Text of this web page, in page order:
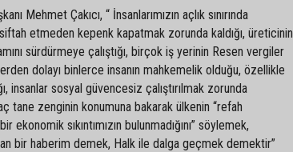
Mehmet Çakıcı, “ İnsanlarımızın açlık sınırında
etmeden kepenk kapatmak zorunda kaldığı, üreticinin
sürdürmeye çalıştığı, birçok iş yerinin Resen vergiler
dolayı binlerce insanın mahkemelik olduğu, özellikle
insanlar sosyal güvencesiz çalıştırılmak zorunda
tane zenginin konumuna bakarak ülkenin “refah
sıkıntımızın bulunmadığını” söylemek,
bir haberim demek, Halk ile dalga geçmek demektir”